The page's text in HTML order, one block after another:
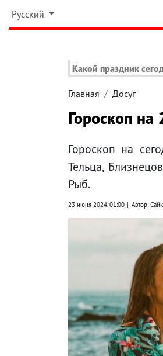
Русский
Какой праздник
Главная Досуг
Гороскоп
Гороскоп на
Тельца,
Рыб.
23 июня 2024, 01:00 Автор: